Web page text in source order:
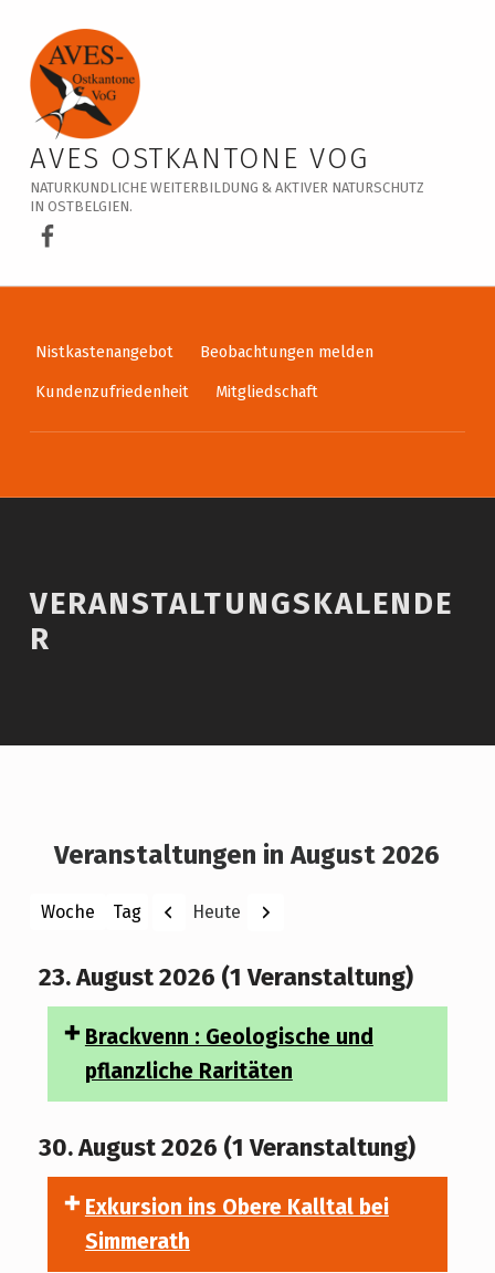
Veranstaltungskalender – AVES Ostkantone VoG
AVES OSTKANTONE VOG
NATURKUNDLICHE WEITERBILDUNG & AKTIVER NATURSCHUTZ
IN OSTBELGIEN.
AVES Ostkantone bei Facebook
Nistkastenangebot
Beobachtungen melden
Kundenzufriedenheit
Mitgliedschaft
VERANSTALTUNGSKALENDE
R
Veranstaltungen in August 2026
Woche Tag
Monat
Jahr
Zurück
Heute Weiter
23. August 2026 (1 Veranstaltung)
Brackvenn : Geologische und
pflanzliche Raritäten
30. August 2026 (1 Veranstaltung)
Exkursion ins Obere Kalltal bei
Simmerath